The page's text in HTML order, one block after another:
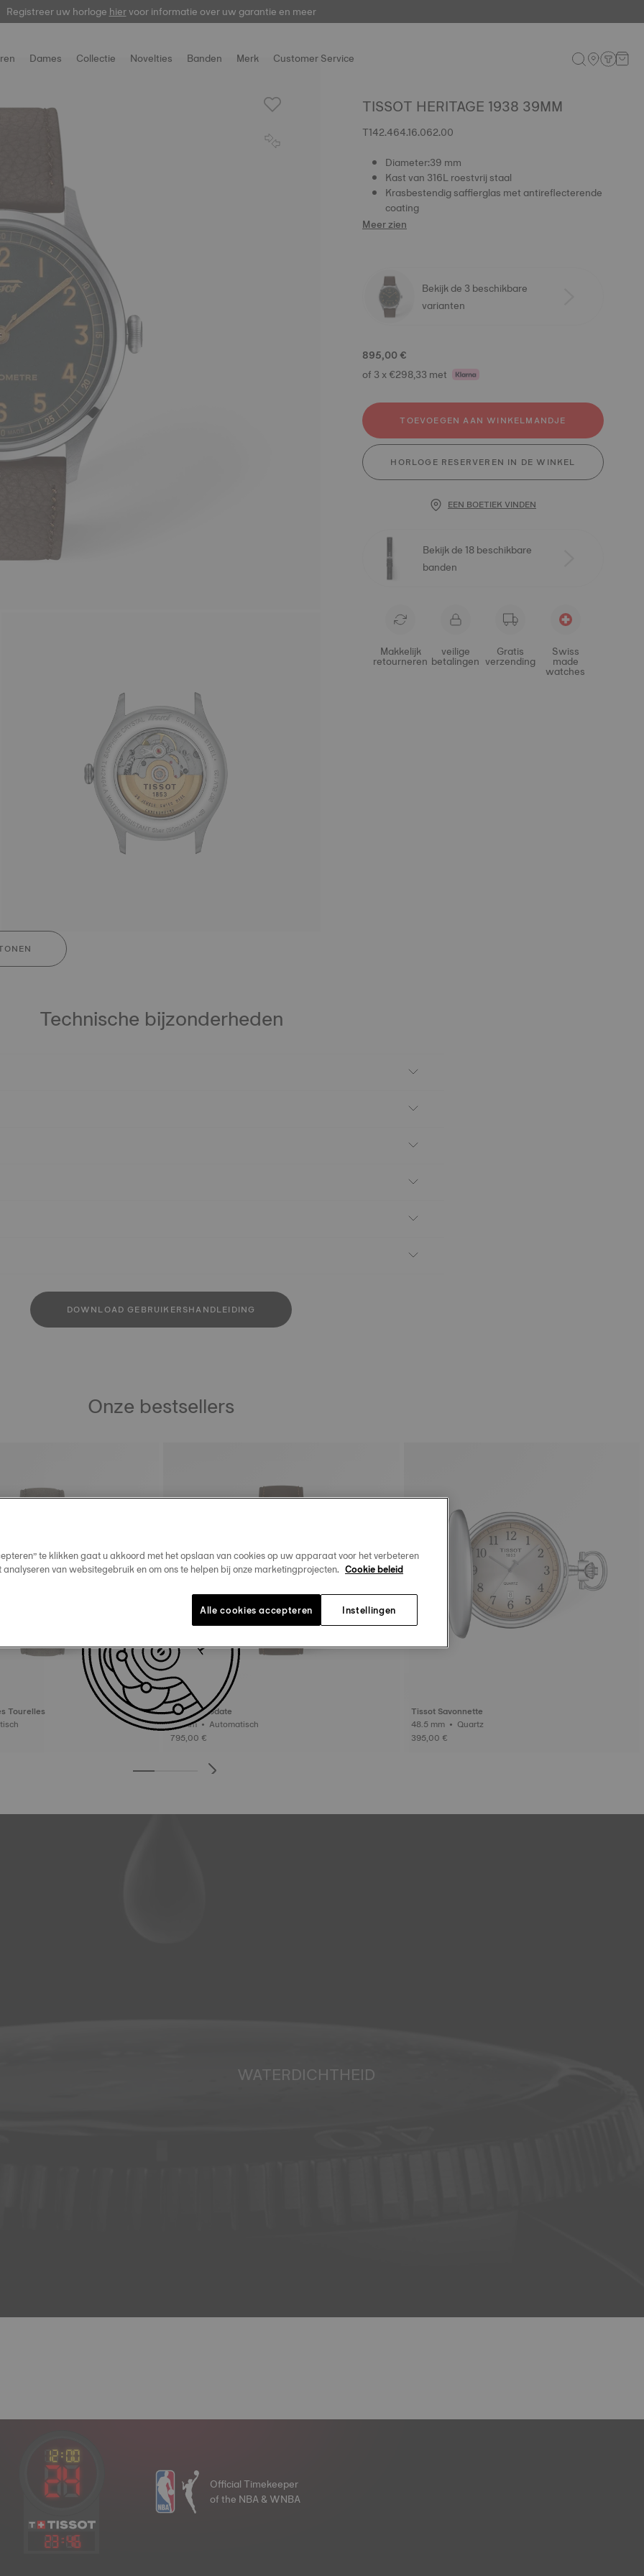
Registreer uw horlogehiervoor informatie over uw garantie en meer
Dames Collectie Novelties Banden Merk Customer Service
TISSOT HERITAGE 1938 39MM
T142.464.16.062.00
Diameter:39 mm
Kast van 316L roestvrij staal
Krasbestendig saffierglas met antireflecterende
coating
Meer zien
Bekijk de 3 beschikbare
varianten
895,00 €
of 3 x €298,33 met
TOEVOEGEN AAN WINKELMANDJE
HORLOGE RESERVEREN IN DE WINKEL
EEN BOETIEK VINDEN
Bekijk de 18 beschikbare
banden
Makkelijk
retourneren
veilige
betalingen
Gratis
verzending
Swiss
made
watches
Technische bijzonderheden
DOWNLOAD GEBRUIKERSHANDLEIDING
Onze bestsellers
Tourelles
Tissot Visodate
39 mm • Automatisch
795,00 €
Tissot Savonnette
48.5 mm • Quartz
395,00 €
WATERDICHTHEID
23:46
Official Timekeeper
of the NBA & WNBA
te klikken gaat u akkoord met het opslaan van cookies op uw apparaat voor het verbeteren
van websitegebruik en om ons te helpen bij onze marketingprojecten. Cookie beleid
Instellingen
Alle cookies accepteren